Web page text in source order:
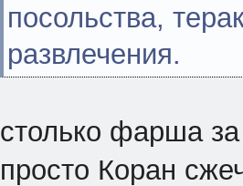
посольства,
развлечения.
столько фарша
просто Коран